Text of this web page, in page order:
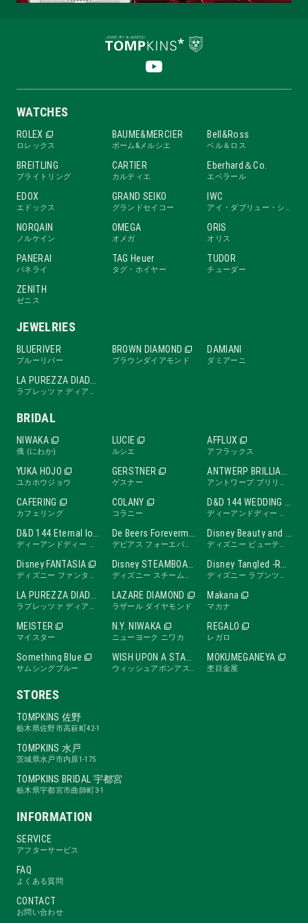
WATCHES
ROLEX
ロレックス
BAUME&MERCIER
ボーム&メルシエ
Bell&Ross
ベル＆ロス
BREITLING
ブライトリング
CARTIER
カルティエ
Eberhard＆Co.
エベラール
EDOX
エドックス
GRAND SEIKO
グランドセイコー
IWC
アイ・ダブリュー・シー
NORQAIN
ノルケイン
OMEGA
オメガ
ORIS
オリス
PANERAI
パネライ
TAG Heuer
タグ・ホイヤー
TUDOR
チューダー
ZENITH
ゼニス
JEWELRIES
BLUERIVER
ブルーリバー
BROWN DIAMOND
ブラウンダイアモンド
DAMIANI
ダミアーニ
LA PUREZZA DIADE
ラプレッツァ ディアーデ
BRIDAL
NIWAKA
俄 (にわか)
LUCIE
ルシエ
AFFLUX
アフラックス
YUKA HOJO
ユカホウジョウ
GERSTNER
ゲスナー
ANTWERP BRILLIANT
アントワープ ブリリアント
CAFERING
カフェリング
COLANY
コラニー
D&D 144 WEDDING BAND
ディーアンドディー ワンフォーティーフォー ウェディングバンド
D&D 144 Eternal love band
ディーアンドディー ワンフォーティーフォー エターナルラブバンド
De Beers Forevermark
デビアス フォーエバーマーク
Disney Beauty and the Beast -ROSE Line-
ディズニー ビューティ・アンド・ビースト ローズライン
Disney FANTASIA
ディズニー ファンタジア
Disney STEAMBOAT WILLIE
ディズニー スチームボートウィリー
Disney Tangled -RAPUNZEL Collection-
ディズニー ラプンツェル
LA PUREZZA DIADE
ラプレッツァ ディアーデ
LAZARE DIAMOND
ラザール ダイヤモンド
Makana
マカナ
MEISTER
マイスター
N.Y. NIWAKA
ニューヨーク ニワカ
REGALO
レガロ
Something Blue
サムシングブルー
WISH UPON A STAR
ウィッシュアポンアスター
MOKUMEGANEYA
杢目金屋
STORES
TOMPKINS 佐野
栃木県佐野市高萩町42-1
TOMPKINS 水戸
茨城県水戸市内原1-175
TOMPKINS BRIDAL 宇都宮
栃木県宇都宮市曲師町3-1
INFORMATION
SERVICE
アフターサービス
FAQ
よくある質問
CONTACT
お問い合わせ